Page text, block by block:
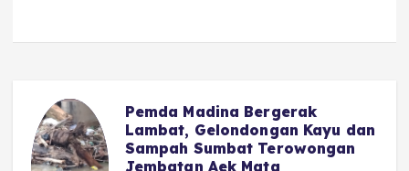
Pemda Madina Bergerak
Lambat, Gelondongan Kayu dan
Sampah Sumbat Terowongan
Jembatan Aek Mata